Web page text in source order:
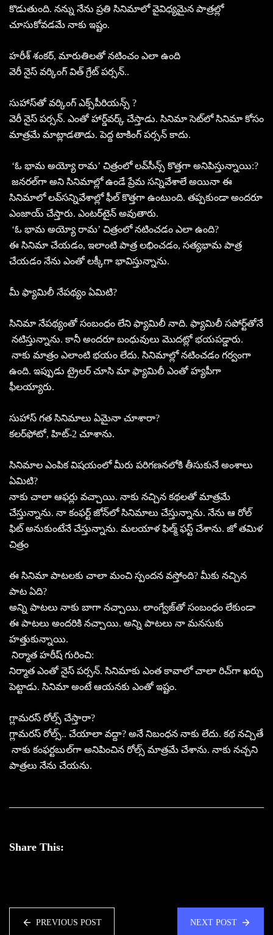
కొడుతుంది. నన్ను నేను ప్రతి సినిమాలో వైవిధ్యమైన పాత్రల్లో
చూసుకోవడమే నాకు ఇష్టం.
హరీశ్‌ శంకర్‌, మారుతిలతో నటించం ఎలా ఉంది
వెరీ నైస్‌ వర్కింగ్‌ విత్‌ గ్రేట్‌ పర్సన్‌..
సుహాస్‌తో వర్కింగ్‌ ఎక్స్‌పీరియన్స్‌ ?
వెరీ నైస్‌ పర్సన్‌. ఎంతో హార్డ్‌వర్క్‌ చేస్తాడు. సినిమా సెట్‌లో సినిమా కోసం
మాత్రమే మాట్లాడతాడు. పెద్ద టాకింగ్‌ పర్సన్‌ కాదు.
‘ఓ భామ అయ్యో రామ’ చిత్రంలో లవ్‌సీన్స్‌ కొత్తగా అనిపిస్తున్నాయి:?
జనరల్‌గా అని సినిమాల్లో ఉండే ప్రేమ సన్నివేశాలే అయినా ఈ
సినిమాలో లవ్‌సన్నివేశాల్లో ఫీల్‌ కొత్తగా ఉంటుంది. తప్పకుండా అందరూ
ఎంజాయ్‌ చేస్తారు. ఎంటర్‌టైన్‌ అవుతారు.
‘ఓ భామ అయ్యో రామ’ చిత్రంలో నటించడం ఎలా ఉంది?
ఈ సినిమా చేయడం, ఇలాంటి పాత్ర లభించడం, సత్యభామ పాత్ర
చేయడం నేను ఎంతో లక్కీగా భావిస్తున్నాను.
మీ ఫ్యామిలీ నేపథ్యం ఏమిటి?
సినిమా నేపథ్యంతో సంబంధం లేని ఫ్యామిలీ నాది. ఫ్యామిలీ సపోర్ట్‌తోనే
నటిస్తున్నాను. కానీ అందరూ బంధువులు మొదట్లో భయపడ్డారు.
నాకు మాత్రం ఎలాంటి భయం లేదు. సినిమాల్లో నటించడం గర్వంగా
ఉంది. ఇప్పుడు ట్రైలర్‌ చూసి మా ఫ్యామిలీ ఎంతో హ్యపీగా
ఫీలయ్యారు.
సుహాస్‌ గత సినిమాలు ఏమైనా చూశారా?
కలర్‌ఫోటో, హిట్‌-2 చూశాను.
సినిమాల ఎంపిక విషయంలో మీరు పరిగణనలోకి తీసుకునే అంశాలు
ఏమిటి?
నాకు చాలా ఆఫర్లు వచ్చాయి. నాకు నచ్చిన కథలతో మాత్రమే
చేస్తున్నాను. నా కంఫర్ట్‌ జోన్‌లో సినిమాలు చేస్తున్నాను. నేను ఆ రోల్‌
ఫిట్‌ అనుకుంటేనే చేస్తున్నాను. మలయాళ ఫిల్మ్‌ ఫస్ట్‌ చేశాను. జో తమిళ
చిత్రం
ఈ సినిమా పాటలకు చాలా మంచి స్పందన వస్తోంది? మీకు నచ్చిన
పాట ఏది?
అన్ని పాటలు నాకు బాగా నచ్చాయి. లాంగ్వేజ్‌తో సంబంధం లేకుండా
ఈ పాటలు అందరికి నచ్చాయి. అన్ని పాటలు నా మనసుకు
హత్తుకున్నాయి.
నిర్మాత హరీష్‌ గురించి:
నిర్మాత ఎంతో నైస్‌ పర్సన్‌. సినిమాకు ఎంత కావాలో చాలా రిచ్‌గా ఖర్చు
పెట్టాడు. సినిమా అంటే ఆయనకు ఎంతో ఇష్టం.
గ్లామరస్‌ రోల్స్‌ చేస్తారా?
గ్లామరస్‌ రోల్స్‌.. చేయాలా వద్దా? అనే నిబంధన నాకు లేదు. కథ నచ్చితే
నాకు కంఫర్టబుల్‌గా అనిపించిన రోల్స్‌ మాత్రమే చేశాను. నాకు నచ్చని
పాత్రలు నేను చేయను.
Share This:
PREVIOUS POST NEXT POST